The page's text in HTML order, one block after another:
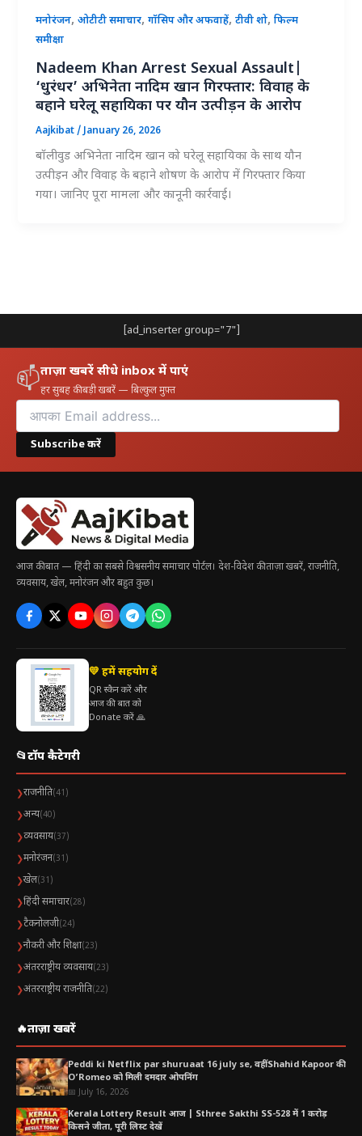
मनोरंजन,ओटीटी समाचार,गॉसिप और अफवाहें,टीवी शो,फिल्म
समीक्षा
Nadeem Khan Arrest Sexual Assault|
‘धुरंधर’ अभिनेता नादिम खान गिरफ्तार: विवाह के
बहाने घरेलू सहायिका पर यौन उत्पीड़न के आरोप
Aajkibat/January 26, 2026
बॉलीवुड अभिनेता नादिम खान को घरेलू सहायिका के साथ यौन
उत्पीड़न और विवाह के बहाने शोषण के आरोप में गिरफ्तार किया
गया। जानिए पूरा मामला और कानूनी कार्रवाई।
[ad_inserter group="7"]
📫ताज़ा खबरें सीधे inbox में पाएं
हर सुबह की बड़ी खबरें — बिल्कुल मुफ़्त
Subscribe करें
आज की बात — हिंदी का सबसे विश्वसनीय समाचार पोर्टल। देश-विदेश की ताज़ा खबरें, राजनीति,
व्यवसाय, खेल, मनोरंजन और बहुत कुछ।
💛 हमें सहयोग दें
QR स्कैन करें और
आज की बात को
Donate करें 🙏
📂टॉप कैटेगरी
❯राजनीति(41)
❯अन्य(40)
❯व्यवसाय(37)
❯मनोरंजन(31)
❯खेल(31)
❯हिंदी समाचार(28)
❯टैकनोलजी(24)
❯नौकरी और शिक्षा(23)
❯अंतरराष्ट्रीय व्यवसाय(23)
❯अंतरराष्ट्रीय राजनीति(22)
🔥ताज़ा खबरें
Peddi ki Netflix par shuruaat 16 july se, वहीं Shahid Kapoor की
O’Romeo को मिली दमदार ओपनिंग
📅 July 16, 2026
Kerala Lottery Result आज | Sthree Sakthi SS-528 में 1 करोड़
किसने जीता, पूरी लिस्ट देखें